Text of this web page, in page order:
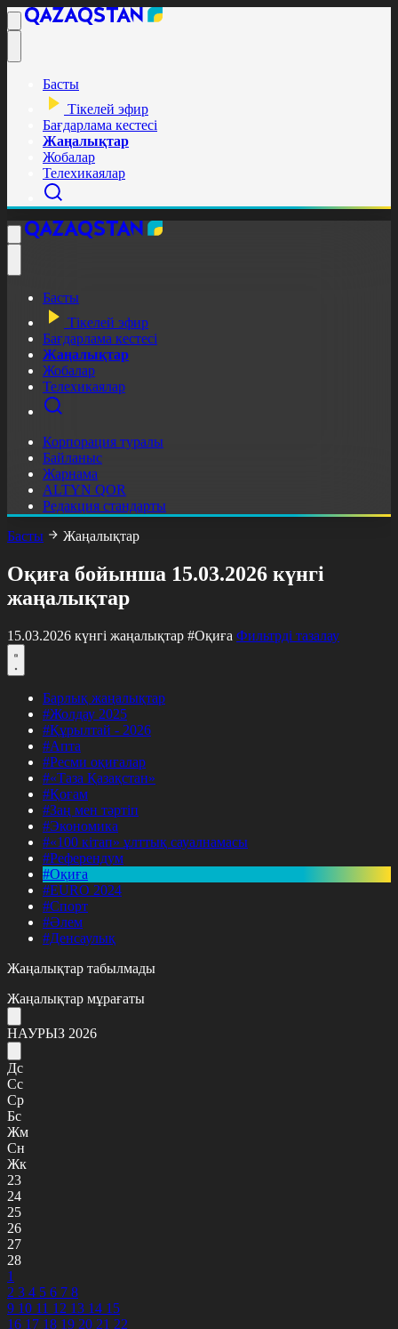
Басты
Тікелей эфир
Бағдарлама кестесі
Жаңалықтар
Жобалар
Телехикаялар
Басты
Тікелей эфир
Бағдарлама кестесі
Жаңалықтар
Жобалар
Телехикаялар
Корпорация туралы
Байланыс
Жарнама
ALTYN QOR
Редакция стандарты
Басты
Жаңалықтар
Оқиға бойынша 15.03.2026 күнгі
жаңалықтар
15.03.2026 күнгі жаңалықтар #Оқиға Фильтрді тазалау
Барлық жаңалықтар
#Жолдау 2025
#Құрылтай - 2026
#Апта
#Ресми оқиғалар
#«Таза Қазақстан»
#Қоғам
#Заң мен тәртіп
#Экономика
#«100 кітап» ұлттық сауалнамасы
#Референдум
#Оқиға
#EURO 2024
#Спорт
#Әлем
#Денсаулық
Жаңалықтар табылмады
Жаңалықтар мұрағаты
НАУРЫЗ 2026
Дс
Сс
Ср
Бс
Жм
Сн
Жк
23
24
25
26
27
28
1
2 3 4 5 6 7 8
9 10 11 12 13 14 15
16 17 18 19 20 21 22